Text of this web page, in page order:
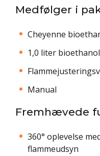
Medfølger i
Cheyenne
1,0 liter
Manual
Fremhævede
360° oplevelse
flammeudsyn